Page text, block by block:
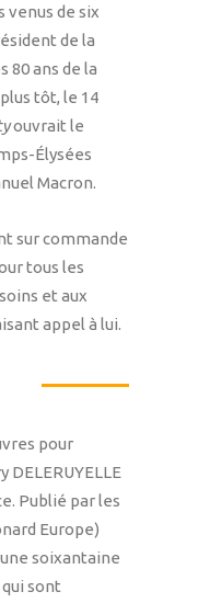
venus de six
de la
80 ans de la
tôt, le 14
ouvrait le
Élysées
Macron.
sur commande
tous les
et aux
appel à lui.
pour
Publié par les
Europe)
soixantaine
sont